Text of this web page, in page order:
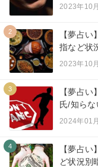
2023年10
2
【夢占
指など状
2023年10
3
【夢占
氏/知ら
2024年01
4
【夢占
ど状況別